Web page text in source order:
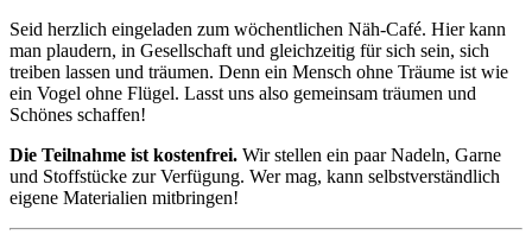
Seid herzlich eingeladen zum wöchentlichen Näh-Café. Hier kann
man plaudern, in Gesellschaft und gleichzeitig für sich sein, sich
treiben lassen und träumen. Denn ein Mensch ohne Träume ist wie
ein Vogel ohne Flügel. Lasst uns also gemeinsam träumen und
Schönes schaffen!
Die Teilnahme ist kostenfrei. Wir stellen ein paar Nadeln, Garne
und Stoffstücke zur Verfügung. Wer mag, kann selbstverständlich
eigene Materialien mitbringen!